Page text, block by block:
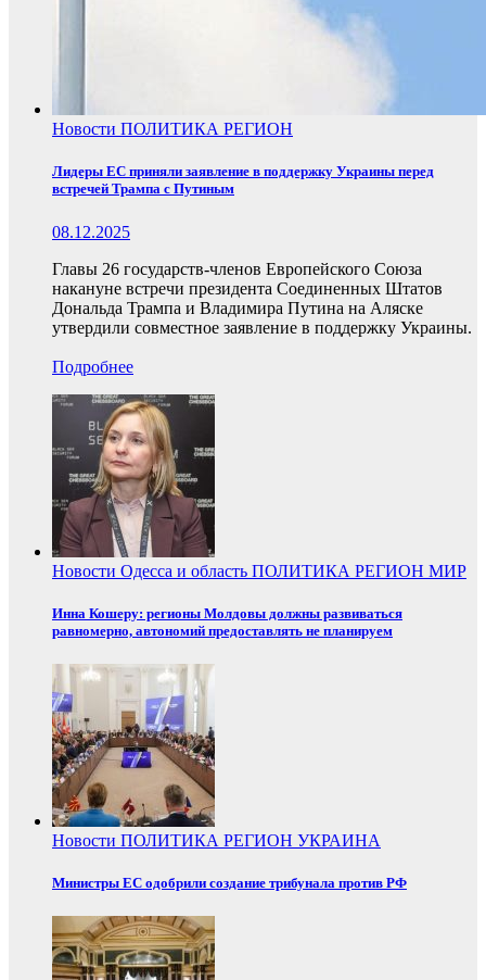
Новости ПОЛИТИКА РЕГИОН
Лидеры ЕС приняли заявление в поддержку Украины перед
встречей Трампа с Путиным
08.12.2025
Главы 26 государств-членов Европейского Союза
накануне встречи президента Соединенных Штатов
Дональда Трампа и Владимира Путина на Аляске
утвердили совместное заявление в поддержку Украины.
Подробнее
Новости Одесса и область ПОЛИТИКА РЕГИОН МИР
Инна Кошеру: регионы Молдовы должны развиваться
равномерно, автономий предоставлять не планируем
Новости ПОЛИТИКА РЕГИОН УКРАИНА
Министры ЕС одобрили создание трибунала против РФ